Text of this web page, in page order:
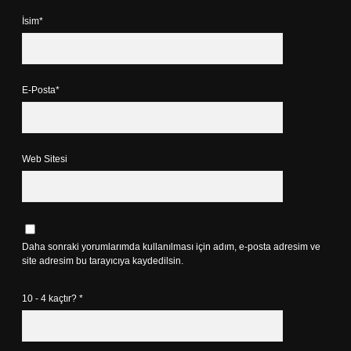
İsim*
E-Posta*
Web Sitesi
Daha sonraki yorumlarımda kullanılması için adım, e-posta adresim ve
site adresim bu tarayıcıya kaydedilsin.
10 - 4 kaçtır? *